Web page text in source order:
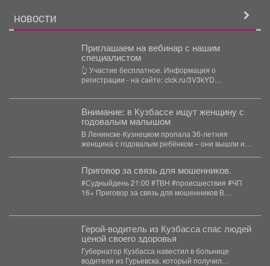
НОВОСТИ
Приглашаем на вебинар с нашим
специалистом
👆 Участие бесплатное. Информация о
регистрации - на сайте: clck.ru/3V3kYD
Внимание: в Кузбассе ищут женщину с
годовалым малышом
В Ленинске-Кузнецком пропала 36-летняя
женщина с годовалым ребёнком – они вышли из
Приговор за связь для мошенников.
#Судныйдень 21:00 #ТВН #происшествия #ЧП
16+ Приговор за связь для мошенников В
Герой-водитель из Кузбасса спас людей
ценой своего здоровья
Губернатор Кузбасса навестил в больнице
водителя из Гурьевска, который получил